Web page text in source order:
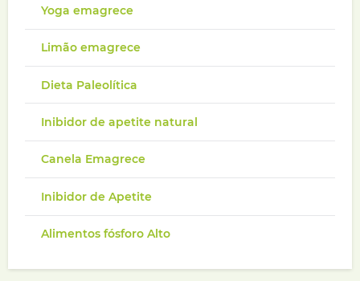
Yoga emagrece
Limão emagrece
Dieta Paleolítica
Inibidor de apetite natural
Canela Emagrece
Inibidor de Apetite
Alimentos fósforo Alto